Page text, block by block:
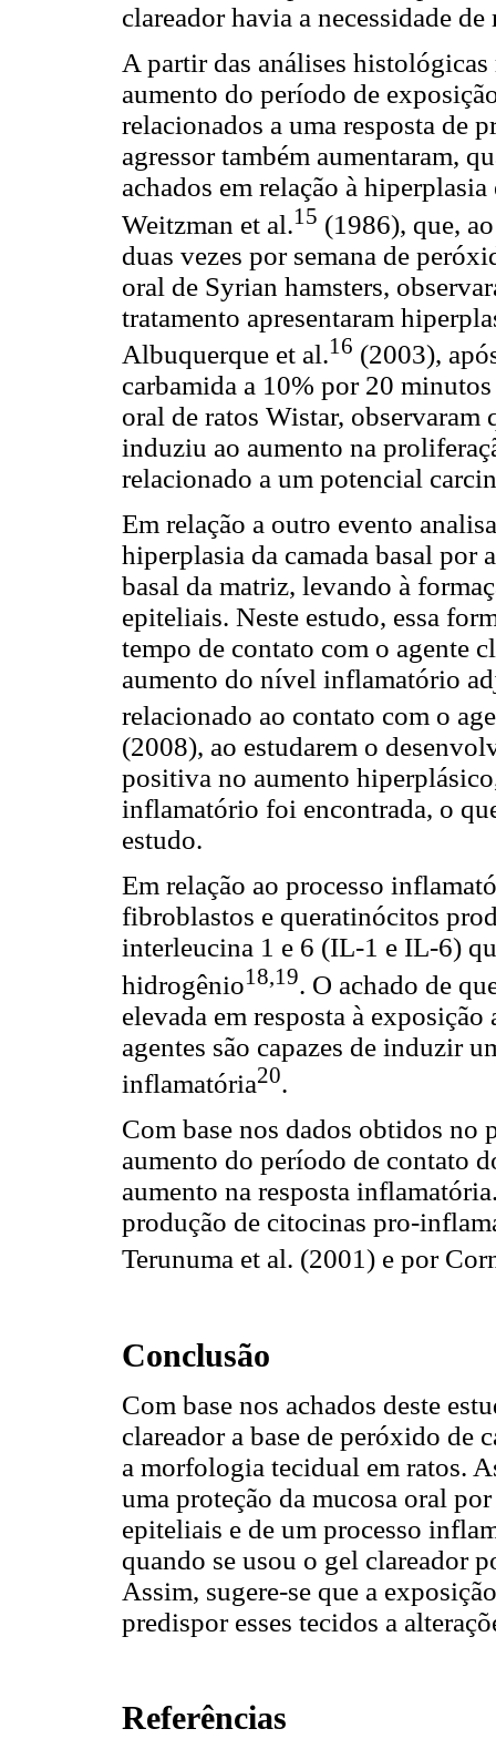
clareador havia a necessidade
A partir das análises
aumento do período de
relacionados a uma resposta de
agressor também aumentaram,
achados em relação à
Weitzman et al.15 (1986), que,
duas vezes por semana de
oral de Syrian hamsters,
tratamento apresentaram
Albuquerque et al.16 (2003),
carbamida a 10% por 20 minutos
oral de ratos Wistar, observaram
induziu ao aumento na
relacionado a um potencial
Em relação a outro evento
hiperplasia da camada basal por
basal da matriz, levando à
epiteliais. Neste estudo, essa
tempo de contato com o agente
aumento do nível inflamatório
relacionado ao contato com o
(2008), ao estudarem o
positiva no aumento
inflamatório foi encontrada, o
estudo.
Em relação ao processo
fibroblastos e queratinócitos
interleucina 1 e 6 (IL-1 e IL-6)
hidrogênio18,19. O achado de
elevada em resposta à exposição
agentes são capazes de induzir
inflamatória20.
Com base nos dados obtidos no
aumento do período de contato
aumento na resposta
produção de citocinas pro-
Terunuma et al. (2001) e por
Conclusão
Com base nos achados deste
clareador a base de peróxido de
a morfologia tecidual em ratos.
uma proteção da mucosa oral
epiteliais e de um processo
quando se usou o gel clareador
Assim, sugere-se que a
predispor esses tecidos a
Referências